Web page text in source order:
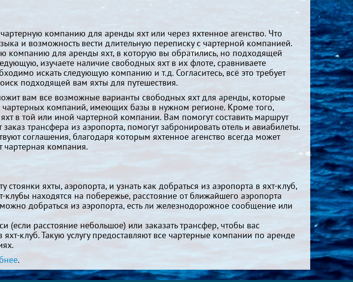
компанию для аренды яхт или через яхтенное агенство. Что
и возможность вести длительную переписку с чартерной компанией.
компанию для аренды яхт, в которую вы обратились, но подходящей
изучаете наличие свободных яхт в их флоте, сравниваете
искать следующую компанию и т.д. Согласитесь, всё это требует
подходящей вам яхты для путешествия.
вам все возможные варианты свободных яхт для аренды, которые
компаний, имеющих базы в нужном регионе. Кроме того,
в той или иной чартерной компании. Вам помогут составить маршрут
трансфера из аэропорта, помогут забронировать отель и авиабилеты.
соглашения, благодаря которым яхтенное агенство всегда может
чартерная компания.
яхты, аэропорта, и узнать как добраться из аэропорта в яхт-клуб,
клубы находятся на побережье, расстояние от ближайшего аэропорта
добраться из аэропорта, есть ли железнодорожное сообщение или
(если расстояние небольшое) или заказать трансфер, чтобы вас
клуб. Такую услугу предоставляют все чартерные компании по аренде
.